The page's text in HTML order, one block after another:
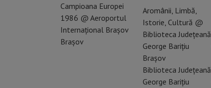
Campioana Europei
1986 @ Aeroportul
Internațional Brașov
Brașov
Aromânii, Limbă,
Istorie, Cultură @
Biblioteca Județeană
George Barițiu
Brașov
Biblioteca Judeţeană
George Bariţiu